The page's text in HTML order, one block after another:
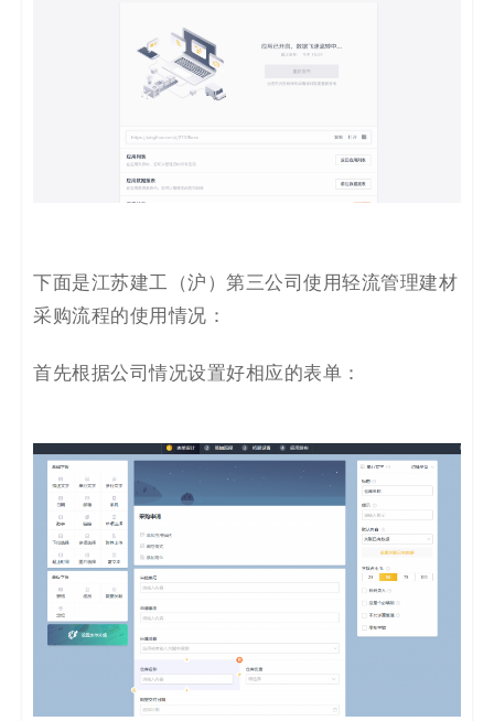
下面是江苏建工（沪）第三公司使用轻流管理建材
采购流程的使用情况：
首先根据公司情况设置好相应的表单：